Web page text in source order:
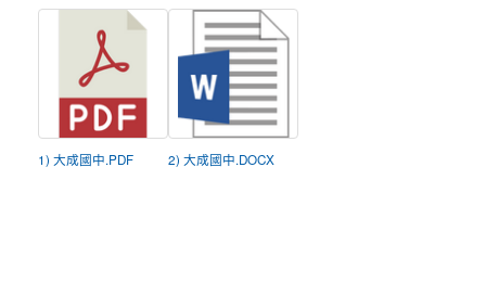
1) 大成國中.PDF 2) 大成國中.DOCX